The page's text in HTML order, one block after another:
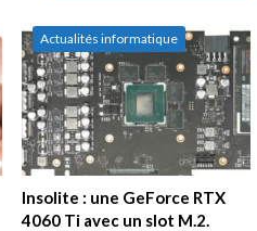
Actualités informatique
Insolite : une GeForce RTX
4060 Ti avec un slot M.2.